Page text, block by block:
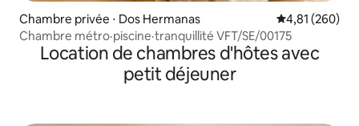
Chambre privée ⋅ Dos Hermanas Évaluation
4,81 (260)
Chambre métro·piscine·tranquillité VFT/SE/00175
Location de chambres d'hôtes avec
petit déjeuner